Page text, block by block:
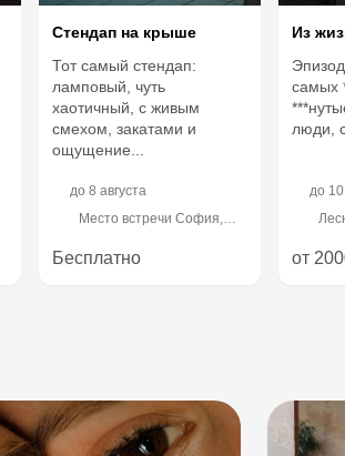
Стендап на крыше
Тот самый стендап:
ламповый, чуть
хаотичный, с живым
смехом, закатами и
ощущение...
до 8 августа
Место встречи София,
Бесплатно
Из
самых
люди,
до
от